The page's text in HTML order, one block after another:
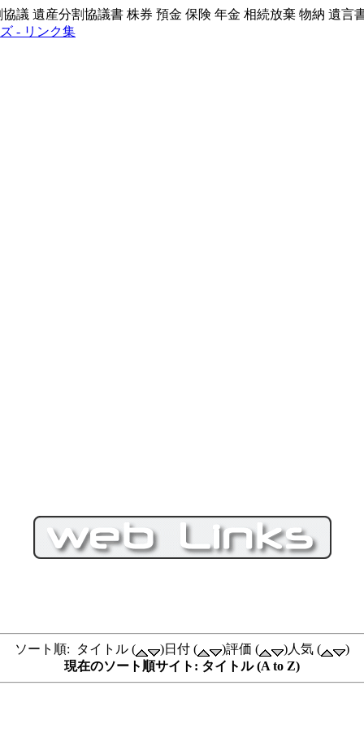
議 遺産分割協議書 株券 預金 保険 年金 相続放棄 物納 遺言
- リンク集
ソート順: タイトル ( )日付 ( )評価 ( )人気 (
)
現在のソート順サイト: タイトル (A to Z)